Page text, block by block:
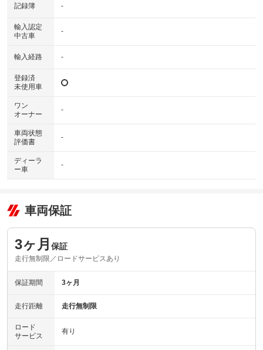
記録簿 -
輸入認定
中古車
-
輸入経路 -
登録済
未使用車
ワン
オーナー
-
車両状態
評価書
-
ディーラ
ー車
-
車両保証
3ヶ月 保証
走行無制限／ロードサービスあり
保証期間 3ヶ月
走行距離 走行無制限
ロード
サービス
有り